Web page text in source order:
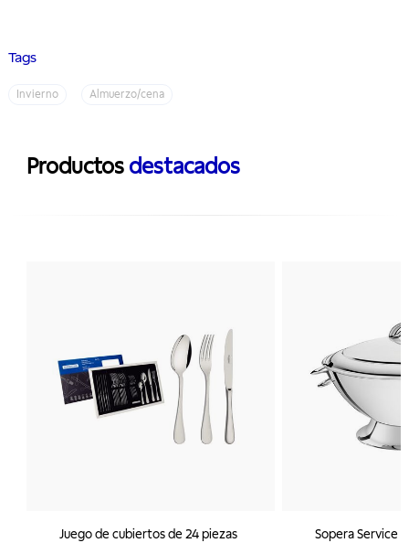
Tags
Invierno Almuerzo/cena
Productos destacados
Juego de cubiertos de 24 piezas
Sopera Service